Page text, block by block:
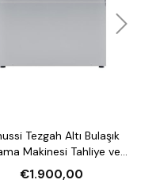
Altı Bulaşık
Makinesi Tahliye ve
Parlatıcı Pompalı
€1.900,00